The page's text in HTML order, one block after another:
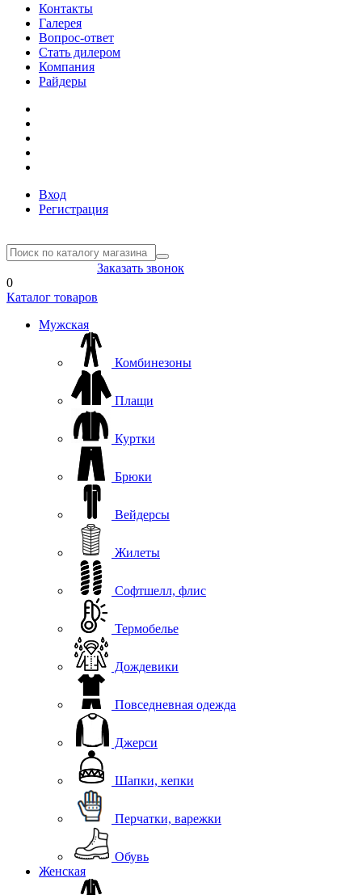
Контакты
Галерея
Вопрос-ответ
Стать дилером
Компания
Райдеры
Вход
Регистрация
Заказать звонок
0
Каталог товаров
Мужская
Комбинезоны
Плащи
Куртки
Брюки
Вейдерсы
Жилеты
Софтшелл, флис
Термобелье
Дождевики
Повседневная одежда
Джерси
Шапки, кепки
Перчатки, варежки
Обувь
Женская